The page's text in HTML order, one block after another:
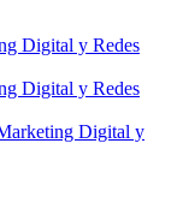
Digital y Redes
Digital y Redes
Digital y